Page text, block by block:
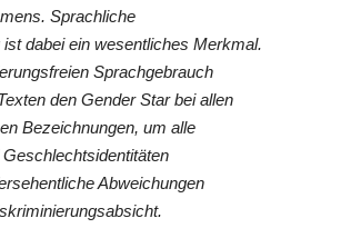
Sprachliche
dabei ein wesentliches Merkmal.
Sprachgebrauch
den Gender Star bei allen
Bezeichnungen, um alle
Abweichungen